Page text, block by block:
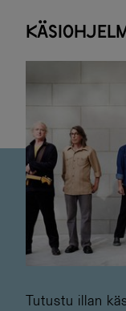
Tutustu illan